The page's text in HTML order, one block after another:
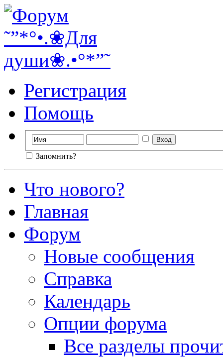
Регистрация
Помощь
Запомнить?
Что нового?
Главная
Форум
Новые сообщения
Справка
Календарь
Опции форума
Все разделы